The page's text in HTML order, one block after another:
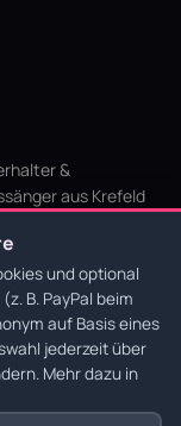
&
aus Krefeld
den Niederrhein
·Datenschutz·AGB·
und optional
B. PayPal beim
auf Basis eines
jederzeit über
Mehr dazu in